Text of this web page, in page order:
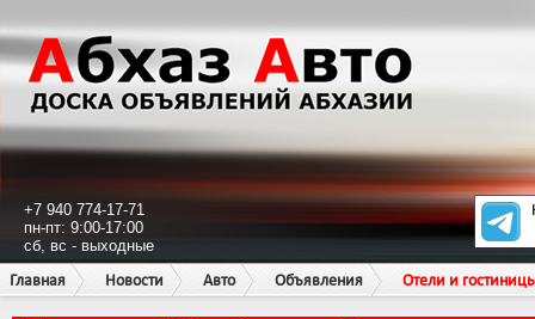
+7 940 774-17-71
пн-пт: 9:00-17:00
сб, вс - выходные
Главная
Новости Авто Объявления Отели и